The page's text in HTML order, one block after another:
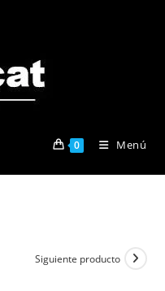
0 Menú
Siguiente producto